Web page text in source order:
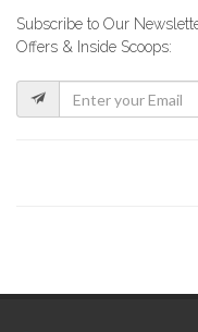
Ministere de…
Subscribe to Our
Offers & Inside Scoops: